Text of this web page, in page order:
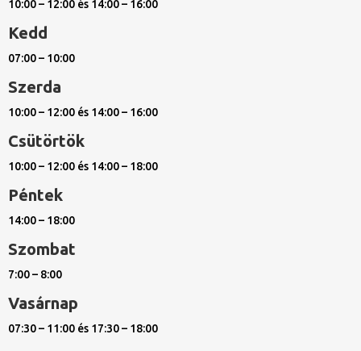
10:00 – 12:00 és 14:00 – 16:00
Kedd
07:00 – 10:00
Szerda
10:00 – 12:00 és 14:00 – 16:00
Csütörtök
10:00 – 12:00 és 14:00 – 18:00
Péntek
14:00 – 18:00
Szombat
7:00 – 8:00
Vasárnap
07:30 – 11:00 és 17:30 – 18:00